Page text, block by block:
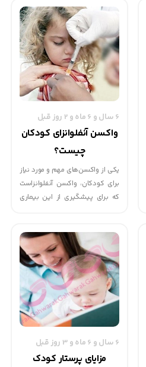
6 سال و 6 ماه و 2 روز قبل
واکسن آنفلوانزای کودکان
چیست؟
یکی از واکسن‌های مهم و مورد نیاز
برای کودکان، واکسن آنفلوانزاست
که برای پیشگیری از این بیماری
مربوط به آن در بچه‌ها آشنا خواهید
شد.
واکسن آنفلوانزای کودکان چیست؟
این واکسن از کودکان در برابر
ویروس‌های آنفلوانزا که می‌توانند
موجب بیماری شدید و حتی مرگ
6 سال و 6 ماه و 3 روز قبل
مزایای پرستار کودک